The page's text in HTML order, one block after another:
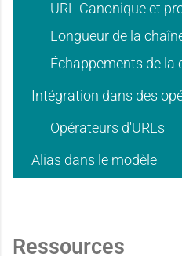
g
e
s
a
g
URL Canonique et
Longueur de la
Échappements de la
Intégration dans des
Opérateurs d'URLs
Alias dans le modèle
Ressources